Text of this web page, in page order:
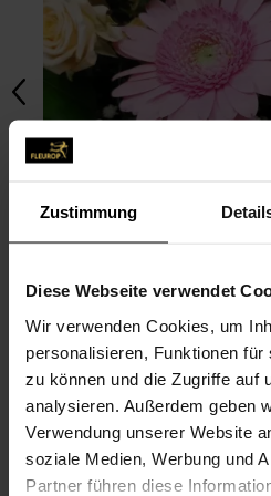
Zustimmung
Diese Webseite verwendet
Wir verwenden Cookies, um
personalisieren, Funktionen
zu können und die Zugriffe auf
analysieren. Außerdem geben
Verwendung unserer Website
soziale Medien, Werbung und
Partner führen diese
FOTO
BILDER UNSERER